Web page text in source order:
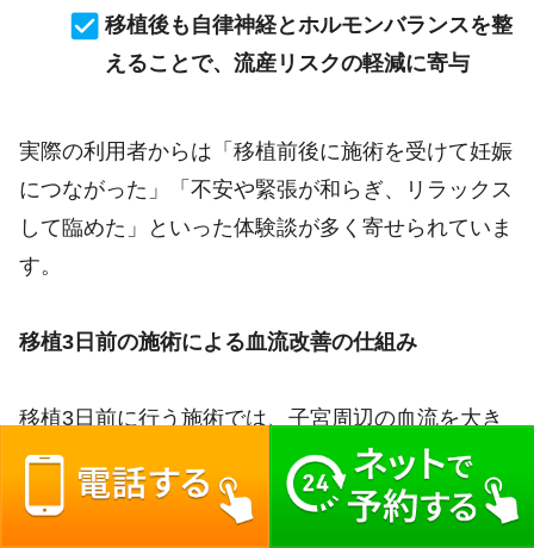
移植後も自律神経とホルモンバランスを整
えることで、流産リスクの軽減に寄与
実際の利用者からは「移植前後に施術を受けて妊娠
につながった」「不安や緊張が和らぎ、リラックス
して臨めた」といった体験談が多く寄せられていま
す。
移植3日前の施術による血流改善の仕組み
移植3日前に行う施術では、子宮周辺の血流を大き
く改善し、着床しやすい状態を作り出します。その
メカニズムは次の通りです。